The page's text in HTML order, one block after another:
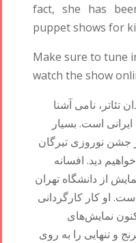
fact, she has
puppet shows for
Make sure to tune
watch the show
تئاتر، نامی آشنا
است. بسیار
جشن نوروزی تیرگان
خواهیم دید. افسانه
از دانشگاه تهران
او کار کارگردانی
نمایش‌های
و تنهایی را به روی
Collaborations
Iranian Intellectuals -